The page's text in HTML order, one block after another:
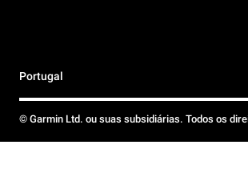
Portugal
© Garmin Ltd. ou suas subsidiárias. Todos os